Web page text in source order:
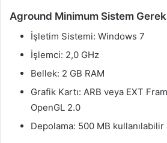
Aground Minimum Sistem
İşletim Sistemi: Windows 7
İşlemci: 2,0 GHz
Bellek: 2 GB RAM
Grafik Kartı: ARB veya EXT
OpenGL 2.0
Depolama: 500 MB kullanılabilir